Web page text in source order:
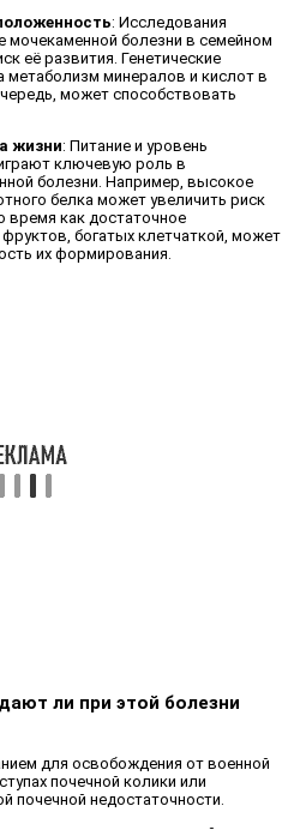
: Исследования
мочекаменной болезни в семейном
её развития. Генетические
метаболизм минералов и кислот в
может способствовать
жизни: Питание и уровень
ключевую роль в
болезни. Например, высокое
белка может увеличить риск
время как достаточное
богатых клетчаткой, может
их формирования.
ли при этой болезни
для освобождения от военной
почечной колики или
почечной недостаточности.